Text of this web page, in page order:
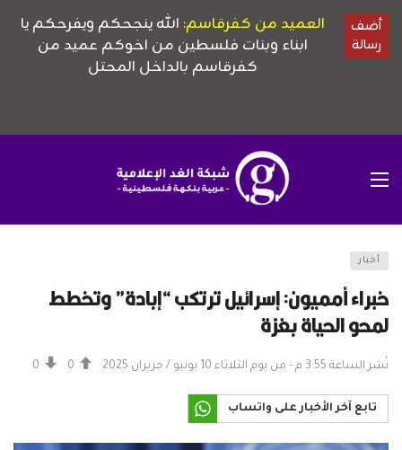
أخبار
خبراء أمميون: إسرائيل ترتكب “إبادة” وتخطط
لمحو الحياة بغزة
نُشر الساعة 3:55 م - من يوم الثلاثاء 10 يونيو / حزيران 2025 0
0
تابع آخر الأخبار على واتساب